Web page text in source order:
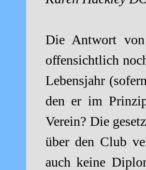
Die Antwort
offensichtlich
Lebensjahr
den er im
Verein? Die
über den Club
auch keine